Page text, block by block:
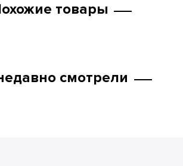
товары
смотрели